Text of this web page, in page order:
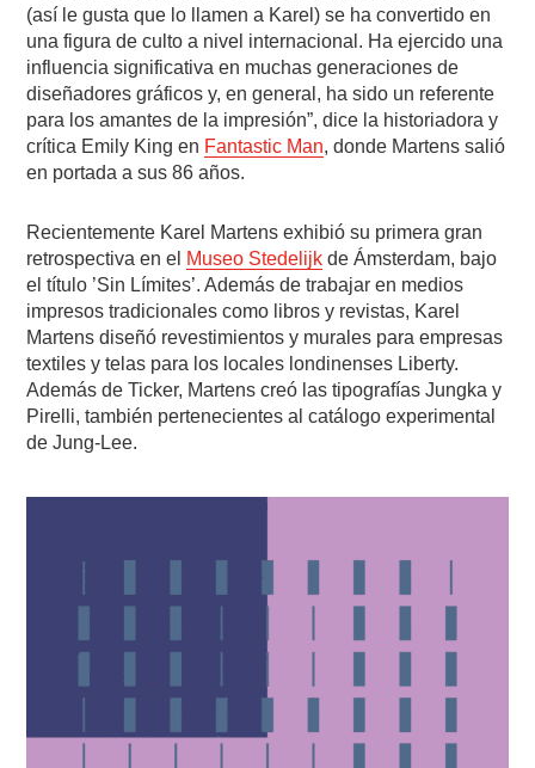
(así le gusta que lo llamen a Karel) se ha convertido en
una figura de culto a nivel internacional. Ha ejercido una
influencia significativa en muchas generaciones de
diseñadores gráficos y, en general, ha sido un referente
para los amantes de la impresión”, dice la historiadora y
crítica Emily King en Fantastic Man, donde Martens salió
en portada a sus 86 años.
Recientemente Karel Martens exhibió su primera gran
retrospectiva en el Museo Stedelijk de Ámsterdam, bajo
el título ’Sin Límites’. Además de trabajar en medios
impresos tradicionales como libros y revistas, Karel
Martens diseñó revestimientos y murales para empresas
textiles y telas para los locales londinenses Liberty.
Además de Ticker, Martens creó las tipografías Jungka y
Pirelli, también pertenecientes al catálogo experimental
de Jung-Lee.